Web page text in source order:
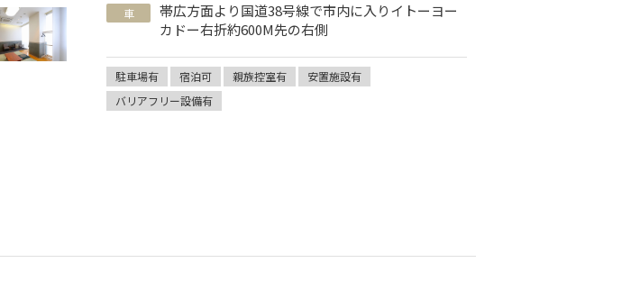
車
帯広方面より国道38号線で市内に入りイトーヨー
カドー右折約600M先の右側
駐車場有 宿泊可 親族控室有
安置施設有
バリアフリー設備有